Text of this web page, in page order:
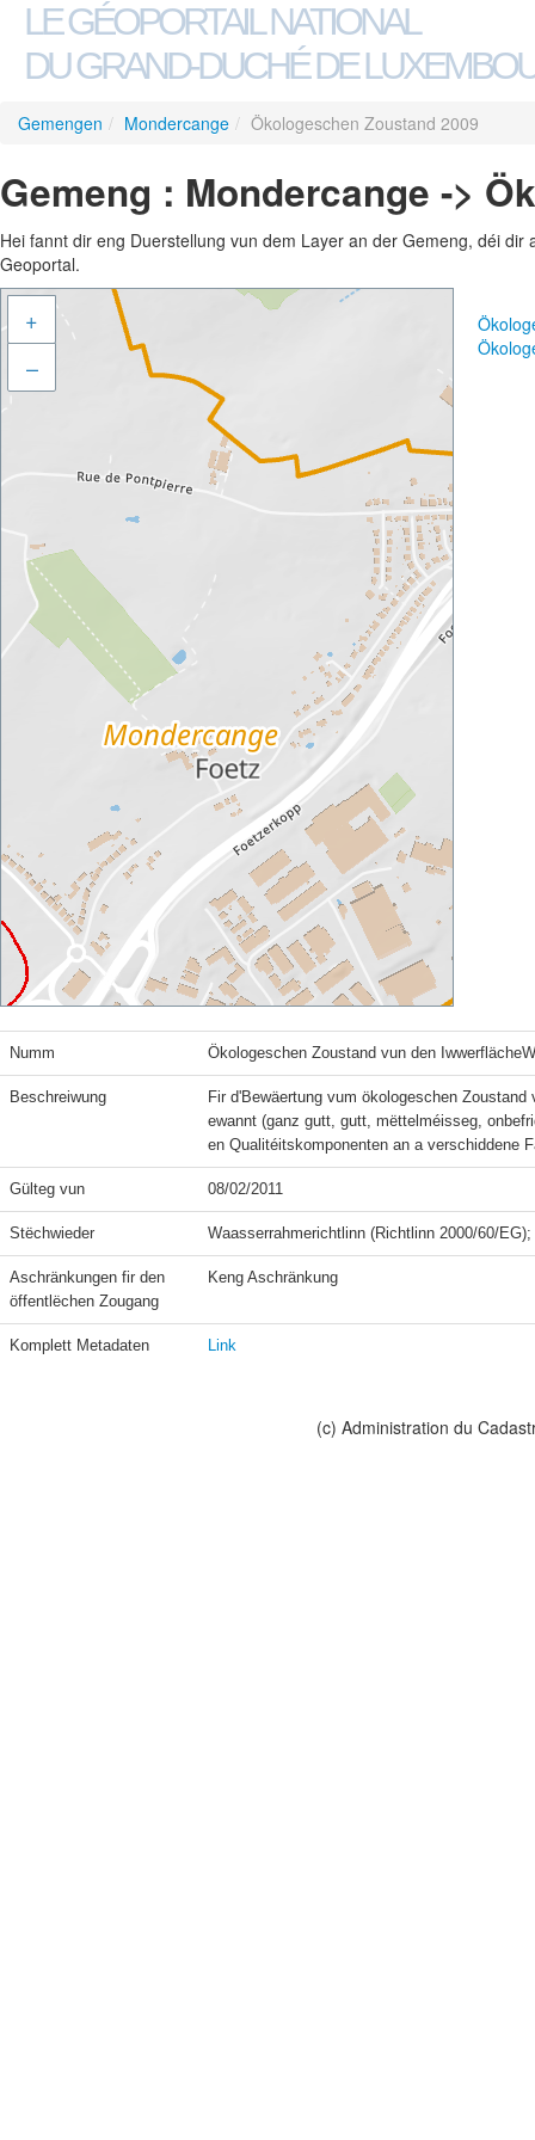
LE GÉOPORTAIL NATIONAL
DU GRAND-DUCHÉ DE
Gemengen / Mondercange / Ökologeschen Zoustand 2009
Gemeng : Mondercange ->
Hei fannt dir eng Duerstellung vun dem Layer an der Gemeng, déi
Geoportal.
+
–
Numm Ökologeschen Zoustand vun den
Beschreiwung
Fir d'Bewäertung vum ökologeschen
ewannt (ganz gutt, gutt, mëttelméisseg,
en Qualitéitskomponenten an a verschiddene
Gülteg vun 08/02/2011
Stëchwieder
Aschränkungen fir den
öffentlëchen Zougang
Keng Aschränkung
Komplett Metadaten Link
(c) Administration du